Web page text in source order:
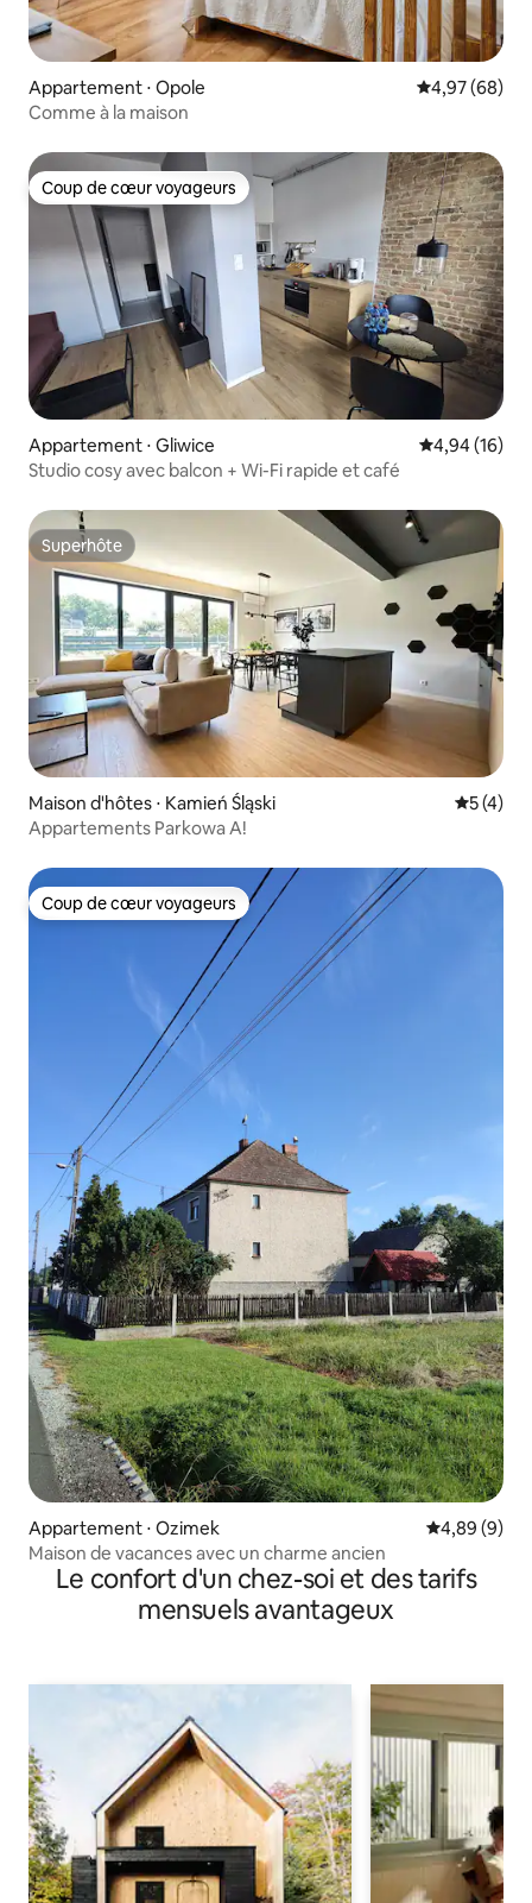
Appartement ⋅ Opole Évaluation
4,97 (68)
Comme à la maison
Coup de cœur voyageurs
Coup de cœur voyageurs
Appartement ⋅ Gliwice Évaluation
4,94 (16)
Studio cosy avec balcon + Wi-Fi rapide et café
Superhôte
Superhôte
Maison d'hôtes ⋅ Kamień Śląski
5 (4)
Appartements Parkowa A!
Coup de cœur voyageurs
Coup de cœur voyageurs
Appartement ⋅ Ozimek Évaluation
4,89 (9)
Maison de vacances avec un charme ancien
Le confort d'un chez-soi et des tarifs
mensuels avantageux